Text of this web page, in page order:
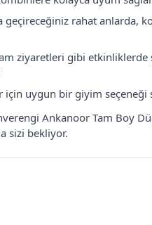
geçireceğiniz rahat anlarda,
ziyaretleri gibi
uygun bir giyim seçeneği
Ankanoor Tam Boy
sizi bekliyor.